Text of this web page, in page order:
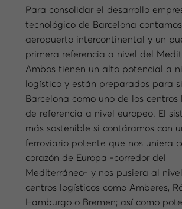
Para consolidar el desarrollo
tecnológico de Barcelona
aeropuerto intercontinental y un
primera referencia a nivel del
Ambos tienen un alto potencial a
logístico y están preparados para
Barcelona como uno de los centros
de referencia a nivel europeo. El
más sostenible si contáramos con
ferroviario potente que nos uniera
corazón de Europa -corredor del
Mediterráneo- y nos pusiera al
centros logísticos como Amberes,
Hamburgo o Bremen; así como